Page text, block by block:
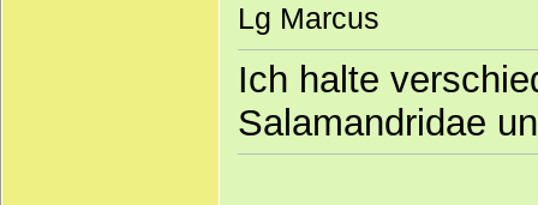
Lg Marcus
Ich halte
Salamandridae